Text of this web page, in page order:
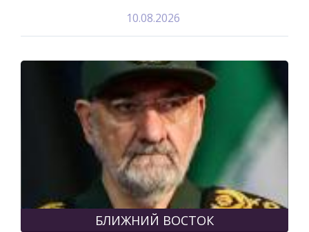
10.08.2026
БЛИЖНИЙ ВОСТОК